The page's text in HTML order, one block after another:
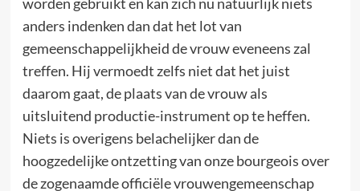
anders indenken dan dat het lot van
gemeenschappelijkheid de vrouw eveneens zal
treffen. Hij vermoedt zelfs niet dat het juist
daarom gaat, de plaats van de vrouw als
uitsluitend productie-instrument op te heffen.
Niets is overigens belachelijker dan de
hoogzedelijke ontzetting van onze bourgeois over
de zogenaamde officiële vrouwengemeenschap